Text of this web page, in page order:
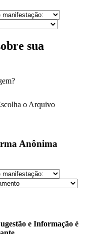
sua
o Arquivo
Anônima
e Informação é